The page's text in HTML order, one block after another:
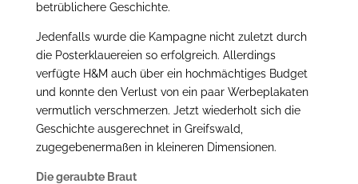
betrüblichere Geschichte.
Jedenfalls wurde die Kampagne nicht zuletzt durch
die Posterklauereien so erfolgreich. Allerdings
verfügte H&M auch über ein hochmächtiges Budget
und konnte den Verlust von ein paar Werbeplakaten
vermutlich verschmerzen. Jetzt wiederholt sich die
Geschichte ausgerechnet in Greifswald,
zugegebenermaßen in kleineren Dimensionen.
Die geraubte Braut